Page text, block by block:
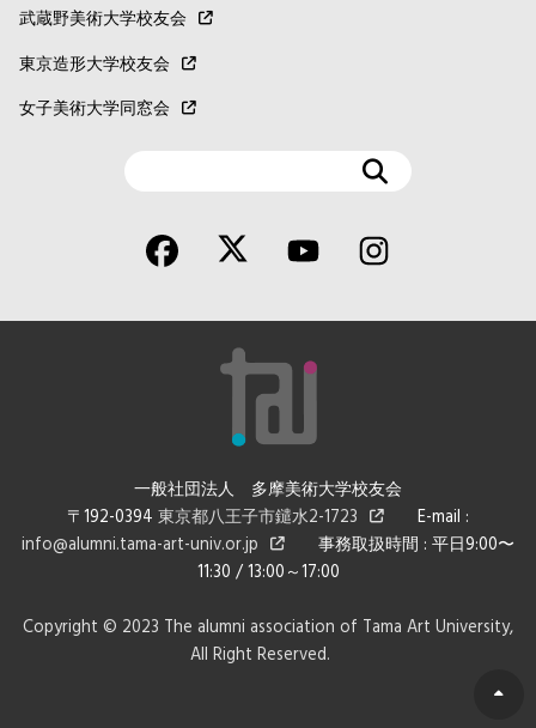
武蔵野美術大学校友会
東京造形大学校友会
女子美術大学同窓会
一般社団法人 多摩美術大学校友会
〒192-0394 東京都八王子市鑓水2-1723
E-mail :
info@alumni.tama-art-univ.or.jp
事務取扱時間 : 平日9:00〜
11:30 / 13:00～17:00
Copyright © 2023 The alumni association of Tama Art University,
All Right Reserved.